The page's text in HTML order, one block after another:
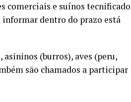
comerciais e suínos
informar dentro do prazo está
(burros), aves (peru,
são chamados a participar